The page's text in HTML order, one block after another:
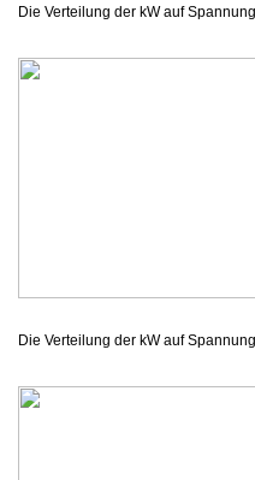
Die Verteilung der kW auf
Die Verteilung der kW auf